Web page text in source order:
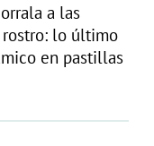
a las
lo último
en pastillas